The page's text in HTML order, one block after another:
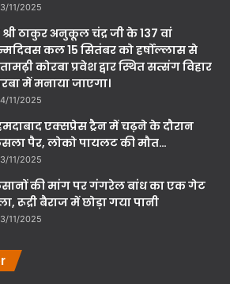
11/2025
श्री ठाकुर अनुकूल चंद्र जी के 137 वां
कल 15 सितंबर को हर्षोल्लास से
कोरबा प्रवेश द्वार स्थित सत्संग विहार
में मनाया जाएगा।
11/2025
एक्सप्रेस ट्रैन में चढ़ने के दौरान
पैर, लोको पायलट की मौत…
11/2025
की मांग पर गंगरेल बांध का एक गेट
रूद्री बैराज में छोड़ा गया पानी
11/2025